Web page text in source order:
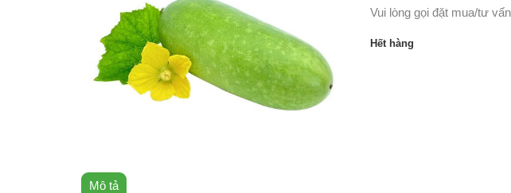
Vui lòng gọi đặt mua/tư
Hết hàng
Mô tả